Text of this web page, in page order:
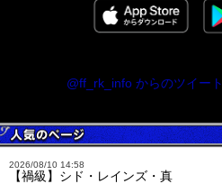
@ff_rk_info からのツイート
2026/08/10 14:58
【禍級】シド・レインズ・真